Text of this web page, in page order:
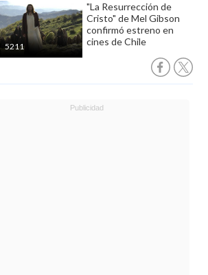
5211
"La Resurrección de
Cristo" de Mel Gibson
confirmó estreno en
cines de Chile